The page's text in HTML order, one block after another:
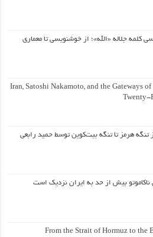
کلمه جلاله «الله»؛ از خوشنویسی تا معماری
Iran, Satoshi Nakamoto, and the Gateways
Twenty-
تنگه هرمز تا تنگه بیت‌کوین توسط حمید رابعی
ناکاموتو بیش از حد به ایران نزدیک است
From the Strait of Hormuz to the